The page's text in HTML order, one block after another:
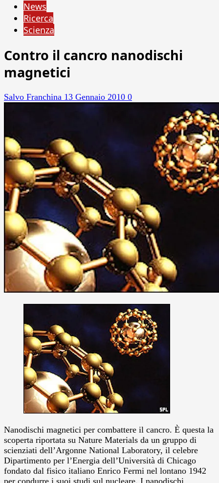
News
Ricerca
Scienza
Contro il cancro nanodischi
magnetici
Salvo Franchina 13 Gennaio 2010 0
Nanodischi magnetici per combattere il cancro. È questa la
scoperta riportata su Nature Materials da un gruppo di
scienziati dell’Argonne National Laboratory, il celebre
Dipartimento per l’Energia dell’Università di Chicago
fondato dal fisico italiano Enrico Fermi nel lontano 1942
per condurre i suoi studi sul nucleare. I nanodischi